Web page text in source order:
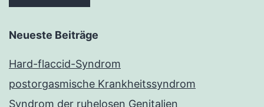
Neueste Beiträge
Hard-flaccid-Syndrom
postorgasmische Krankheitssyndrom
Syndrom der ruhelosen Genitalien